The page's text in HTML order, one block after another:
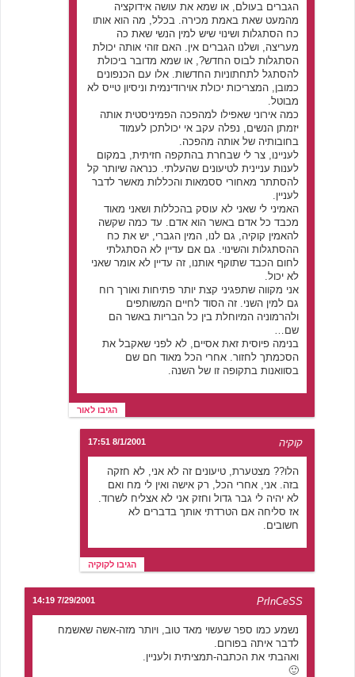
הגברים בעולם, או שמא את עושה אידוקציה
מהמעט שאת באמת מכירה. בכלל, מה הוא אותו
כח הסתגלות ושינוי שיש למין הנשי שאת כה
מעריצה, ושלנו הגברים אין. האם זוהי אותה יכולת
הסתגלות לבוס החדש?, או שמא מדובר ביכולת
להסתגל לתחתוניות החדשות. אלו עם הכנפונים
כמובן, המצריכות יכולת אוירודינמית וניסיון טייס לא
מבוטל.
כמה אירוני שאפילו למהפכה הפמיניסטית אותה
יזמתן הנשים, נפלה עקב אי יכולתכן לעמוד
בחובותיה של אותה מהפכה.
לעניינו, צר לי שבחרת בהתקפה חזיתית, במקום
לענות עניינית לטיעונים שהעלתי. כנראה שיותר קל
להסתתר מאחורי ססמאות והכללות מאשר לדבר
לעניין.
האמיני לי שאני לא עוסק בהכללות ושאני מאוד
מכבד כל אדם באשר הוא אדם. עד כמה שקשה
להאמין קוקיה, גם לנו, המין הגברי, יש את כח
ההסתגלות והשינוי. גם אם עדיין לא הסתגלתי
לחום הכבד שתוקף אותנו, זה עדיין לא אומר שאני
לא יכול.
אני מקווה שתפגיני קצת יותר פתיחות ואורך רוח
גם למין השני. זה הסוד לחיים המשותפים
ולהרמוניה המיוחלת בין כל הבריות באשר הם
שם…
בנימה פיוסית זאת אסיים, לא לפני שאקבל את
הסכמתך לחזור. אחרי הכל מאוד חם שם
בסוואנות בתקופה זו של השנה.
הגיבו לאור
קוקיה 8/1/2001 17:51
הלו?? מצטערת, טיעונים זה לא אני, לא חזקה
בזה. אני, אחרי הכל, רק אישה ואין לי מח ואם
לא יהיה לי גבר גדול וחזק אני לא אצליח לשרוד.
אז סליחה אם הטרדתי אותך בדברים לא
חשובים.
הגיבו לקוקיה
PrInCeSS
7/29/2001 14:19
נשמע כמו ספר שעשוי מאד טוב, ויותר מזה-אשה שאשמח
לדבר איתה בפורום.
ואהבתי את הכתבה-תמציתית ולעניין.
🙂